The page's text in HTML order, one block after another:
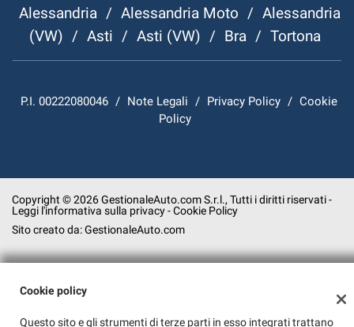
Alessandria / Alessandria Moto / Alessandria
(VW) / Asti / Asti (VW) / Bra / Tortona
P.I. 00222080046 / Note Legali / Privacy Policy / Cookie
Policy
Copyright © 2026 GestionaleAuto.com S.r.l., Tutti i diritti riservati -
Leggi l'informativa sulla privacy-Cookie Policy
Sito creato da:GestionaleAuto.com
Cookie policy
Questo sito e gli strumenti di terze parti in esso integrati trattano